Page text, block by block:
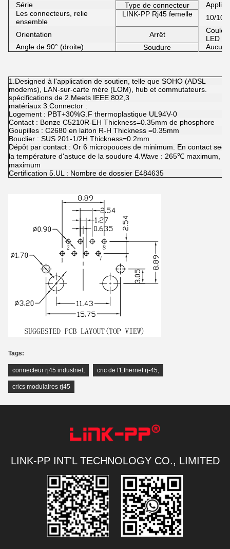
Série
Type de connecteur
Les connecteurs, relie
ensemble
LINK-PP Rj45 femelle 10/100
Orientation Arrêt
LED
Angle de 90° (droite)
Soudure Aucun
1.Designed à l'application de soutien, telle que SOHO (ADSL
modems), LAN-sur-carte mère (LOM), hub et commutateurs.
spécifications de 2.Meets IEEE 802,3
matériaux 3.Connector :
Logement : PBT+30%G.F thermoplastique UL94V-0
Contact : Bonze C5210R-EH Thickness=0.35mm de phosphore
Goupilles : C2680 en laiton R-H Thickness =0.35mm
Bouclier : SUS 201-1/2H Thickness=0.2mm
Dépôt par contact : Or 6 micropouces de minimum. En contact
la température d'astuce de la soudure 4.Wave : 265℃ maximum,
maximum
Certification 5.UL : Nombre de dossier E484635
Tags:
connecteur rj45 industriel , cric de l'Ethernet rj-45,
crics modulaires rj45
LINK-PP INT'L TECHNOLOGY CO., LIMITED